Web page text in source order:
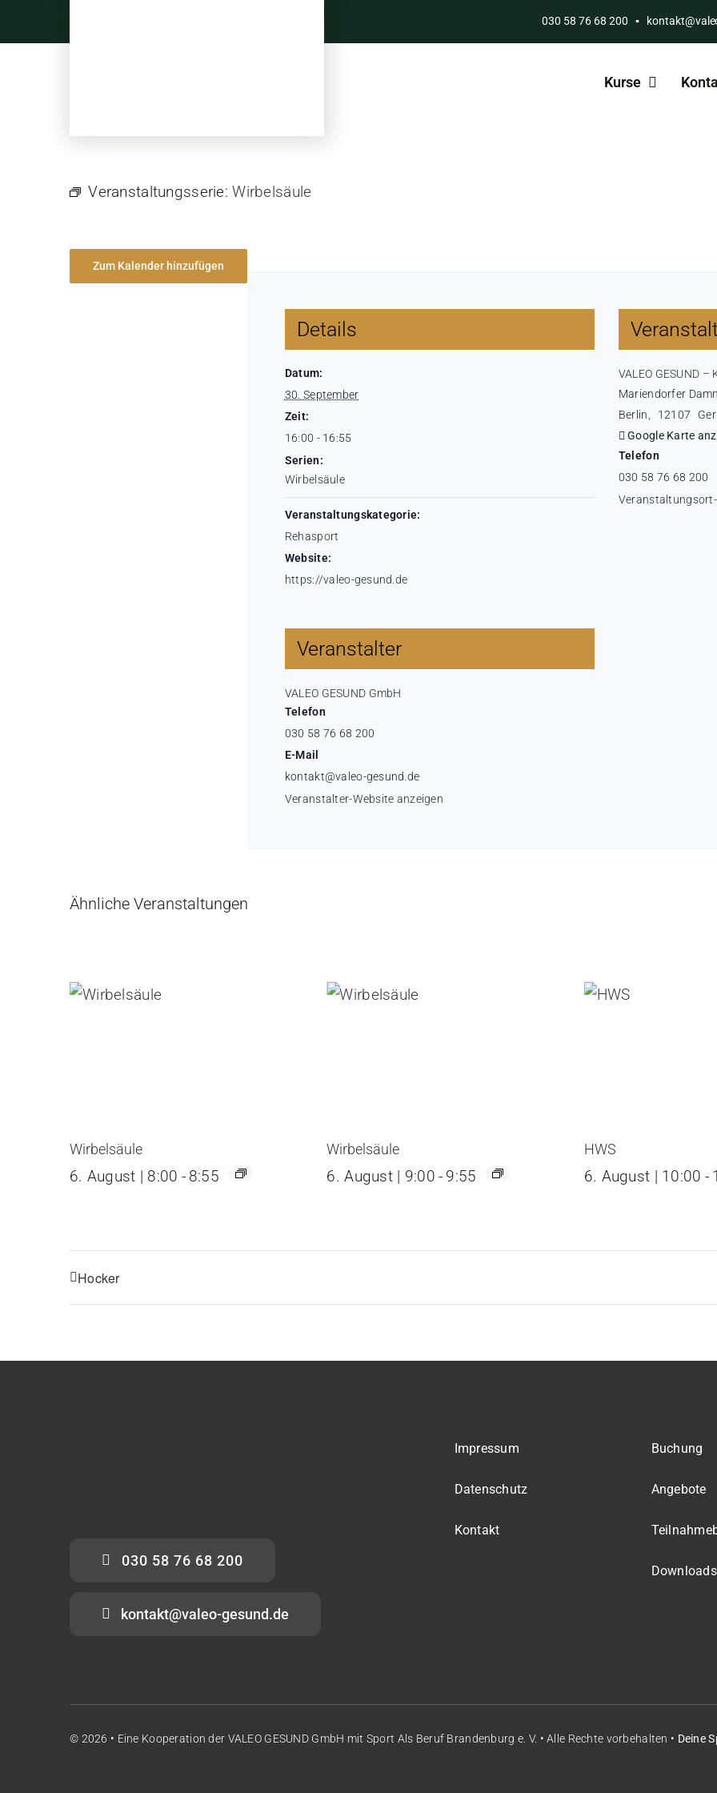
030 58 76 68 200 ▪
Kurse
Veranstaltungsserie:Wirbelsäule
Zum Kalender hinzufügen
Details
Datum:
30. September
Zeit:
16:00 - 16:55
Serien:
Wirbelsäule
Veranstaltungskategorie:
Rehasport
Website:
https://valeo-gesund.de
Veranstalter
VALEO GESUND GmbH
Telefon
030 58 76 68 200
E-Mail
kontakt@valeo-gesund.de
Veranstalter-Website anzeigen
VALEO GESUND –
Mariendorfer
Berlin
12107
Google Karte
Telefon
030 58 76 68 200
Ähnliche Veranstaltungen
Wirbelsäule
6. August | 8:00 - 8:55
Wirbelsäule
6. August | 9:00 - 9:55
HWS
6. August | 10:00 -
Hocker
030 58 76 68 200
kontakt@valeo-gesund.de
Impressum
Datenschutz
Kontakt
Buchung
Angebote
Downloads
© 2026 • Eine Kooperation der VALEO GESUND GmbH mit Sport Als Beruf Brandenburg e. V. • Alle Rechte vorbehalten • Deine